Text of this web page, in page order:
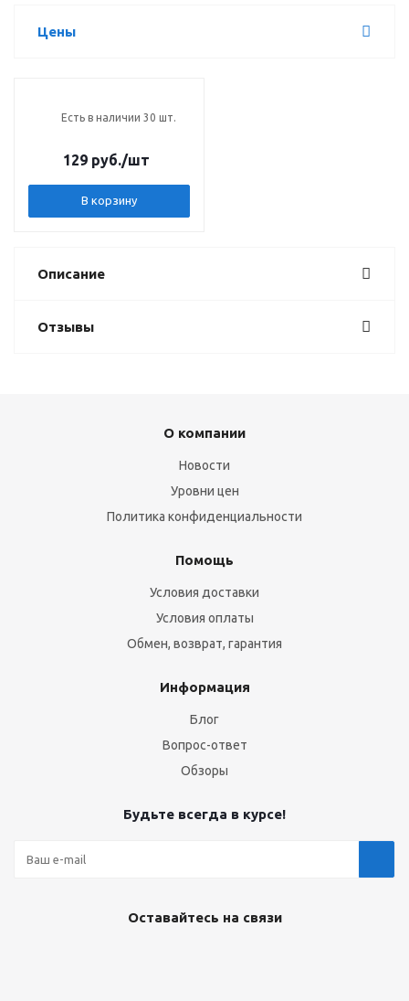
Цены
Есть в наличии 30 шт.
129 руб./шт
В корзину
Описание
Отзывы
О компании
Новости
Уровни цен
Политика конфиденциальности
Помощь
Условия доставки
Условия оплаты
Обмен, возврат, гарантия
Информация
Блог
Вопрос-ответ
Обзоры
Будьте всегда в курсе!
Оставайтесь на связи